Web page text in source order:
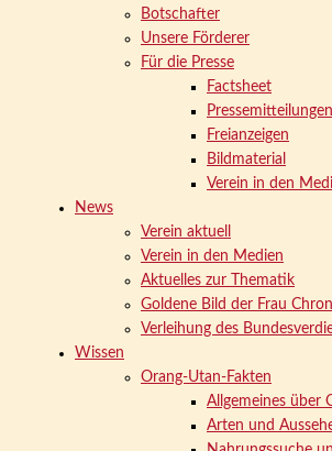
Botschafter
Unsere Förderer
Für die Presse
Factsheet
Pressemitteilungen
Freianzeigen
Bildmaterial
Verein in den
News
Verein aktuell
Verein in den Medien
Aktuelles zur Thematik
Goldene Bild der Frau
Verleihung des
Wissen
Orang-Utan-Fakten
Allgemeines über
Arten und